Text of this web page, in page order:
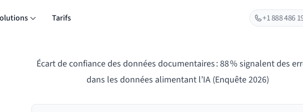
Tarifs +1 888 486
Écart de confiance des données documentaires : 88 % signalent des
dans les données alimentant l’IA (Enquête 2026)